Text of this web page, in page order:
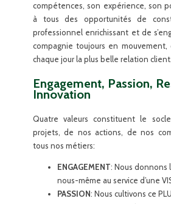
compétences, son expérience, son
à tous des opportunités de
professionnel enrichissant et de
compagnie toujours en mouvement,
chaque jour la plus belle relation client.
Engagement, Passion,
Innovation
Quatre valeurs constituent le
projets, de nos actions, de nos
tous nos métiers:
ENGAGEMENT: Nous donnons
nous-même au service d’une
PASSION: Nous cultivons ce